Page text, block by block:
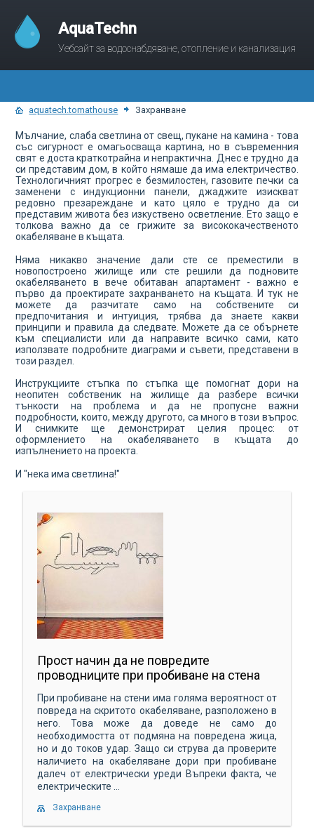
AquaTechn
Уебсайт за водоснабдяване, отопление и канализация
aquatech.tomathouse Захранване
Мълчание, слаба светлина от свещ, пукане на камина - това
със сигурност е омагьосваща картина, но в съвременния
свят е доста краткотрайна и непрактична. Днес е трудно да
си представим дом, в който нямаше да има електричество.
Технологичният прогрес е безмилостен, газовите печки са
заменени с индукционни панели, джаджите изискват
редовно презареждане и като цяло е трудно да си
представим живота без изкуствено осветление. Ето защо е
толкова важно да се грижите за висококачественото
окабеляване в къщата.
Няма никакво значение дали сте се преместили в
новопостроено жилище или сте решили да подновите
окабеляването в вече обитаван апартамент - важно е
първо да проектирате захранването на къщата. И тук не
можете да разчитате само на собствените си
предпочитания и интуиция, трябва да знаете какви
принципи и правила да следвате. Можете да се обърнете
към специалисти или да направите всичко сами, като
използвате подробните диаграми и съвети, представени в
този раздел.
Инструкциите стъпка по стъпка ще помогнат дори на
неопитен собственик на жилище да разбере всички
тънкости на проблема и да не пропусне важни
подробности, които, между другото, са много в този въпрос.
И снимките ще демонстрират целия процес: от
оформлението на окабеляването в къщата до
изпълнението на проекта.
И "нека има светлина!"
Прост начин да не повредите
проводниците при пробиване на стена
При пробиване на стени има голяма вероятност от
повреда на скритото окабеляване, разположено в
него. Това може да доведе не само до
необходимостта от подмяна на повредена жица,
но и до токов удар. Защо си струва да проверите
наличието на окабеляване дори при пробиване
далеч от електрически уреди Въпреки факта, че
електрическите ...
Захранване